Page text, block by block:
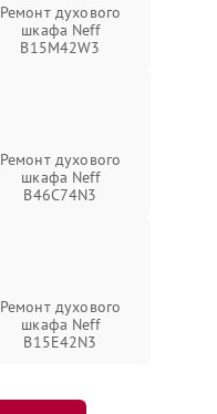
Ремонт духового
шкафа Neff
B15M42W3
Ремонт духового
шкафа Neff
B46C74N3
Ремонт духового
шкафа Neff
B15E42N3